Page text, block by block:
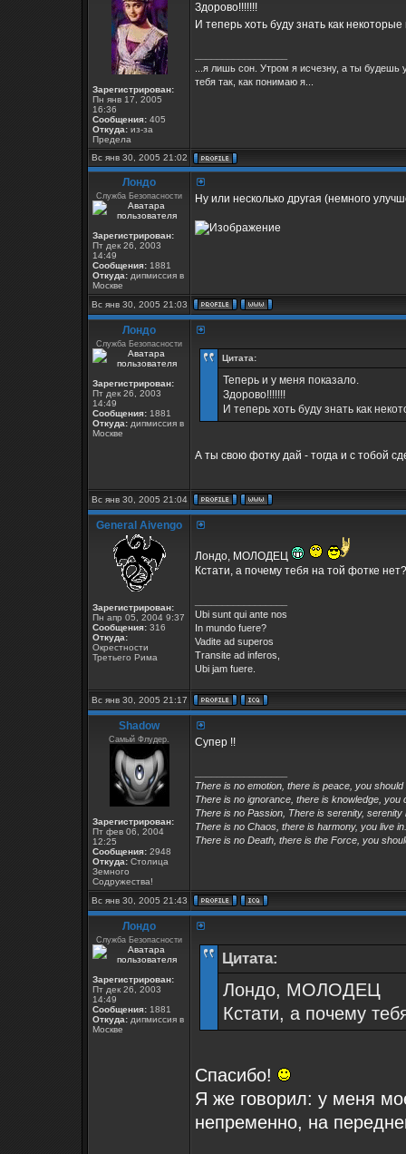
Зарегистрирован:
Пн янв 17, 2005
16:36
Сообщения: 405
Откуда: из-за
Предела
Здорово!!!!!!!
И теперь хоть буду знать как
...я лишь сон. Утром я исчезну, а ты будешь
тебя так, как понимаю я...
Вс янв 30, 2005 21:02
Лондо
Служба Безопасности
Зарегистрирован:
Пт дек 26, 2003
14:49
Сообщения: 1881
Откуда: дипмиссия в
Москве
Ну или несколько другая (немного
Вс янв 30, 2005 21:03
Лондо
Служба Безопасности
Зарегистрирован:
Пт дек 26, 2003
14:49
Сообщения: 1881
Откуда: дипмиссия в
Москве
Цитата:
Теперь и у меня показало.
Здорово!!!!!!!
И теперь хоть буду знать как
А ты свою фотку дай - тогда и с тобой
Вс янв 30, 2005 21:04
General Aivengo
Зарегистрирован:
Пн апр 05, 2004 9:37
Сообщения: 316
Откуда:
Окрестности
Третьего Рима
Лондо, МОЛОДЕЦ
Кстати, а почему тебя на той фотке нет?
Ubi sunt qui ante nos
In mundo fuere?
Vadite ad superos
Transite ad inferos,
Ubi jam fuere.
Вс янв 30, 2005 21:17
Shadow
Самый Флудер.
Зарегистрирован:
Пт фев 06, 2004
12:25
Сообщения: 2948
Откуда: Столица
Земного
Содружества!
Супер !!
There is no emotion, there is peace, you should
There is no ignorance, there is knowledge, you
There is no Passion, There is serenity, serenity
There is no Chaos, there is harmony, you live in.
There is no Death, there is the Force, you
Вс янв 30, 2005 21:43
Лондо
Служба Безопасности
Зарегистрирован:
Пт дек 26, 2003
14:49
Сообщения: 1881
Откуда: дипмиссия в
Москве
Цитата:
Лондо, МОЛОДЕЦ
Кстати, а почему
Спасибо!
Я же говорил: у меня
непременно, на